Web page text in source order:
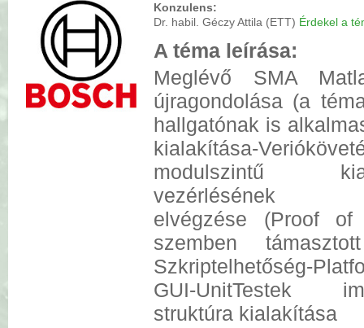
Konzulens:
Dr. habil. Géczy Attila (ETT) Érdekel a
A téma leírása:
Meglévő SMA
újragondolása (a
hallgatónak is
kialakítása-
modulszintű
vezérlésének
elvégzése (Proof of
szemben
Szkriptelhetőség-
GUI-UnitTestek
struktúra kialakítása